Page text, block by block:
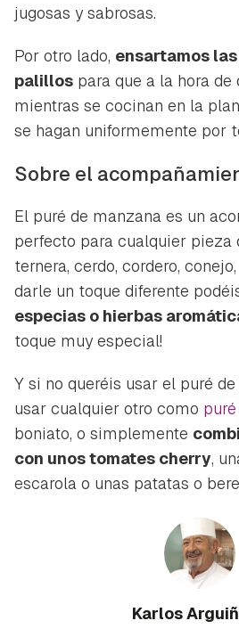
jugosas y sabrosas.
Por otro lado, ensartamos
palillos para que a la hora
mientras se cocinan en la
se hagan uniformemente por
Sobre el
El puré de manzana es un
perfecto para cualquier pieza
ternera, cerdo, cordero,
darle un toque diferente
especias o hierbas
toque muy especial!
Y si no queréis usar el puré
usar cualquier otro como
boniato, o simplemente
con unos tomates cherry,
escarola o unas patatas o
Karlos